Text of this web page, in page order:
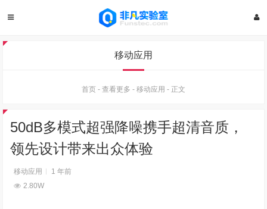
移动应用
首页 - 查看更多 - 移动应用 - 正文
50dB多模式超强降噪携手超清音质，
领先设计带来出众体验
移动应用
1 年前
2.80W